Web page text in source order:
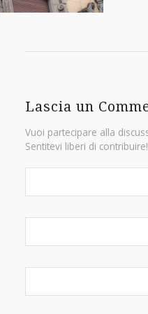
Lascia un
Vuoi partecipare alla
Sentitevi liberi di contribuire!